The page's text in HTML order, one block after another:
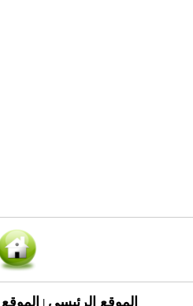
الموقع الرئيسي